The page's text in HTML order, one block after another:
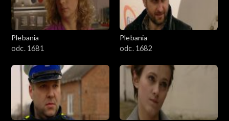
Plebania
odc. 1681
Plebania
odc. 1682